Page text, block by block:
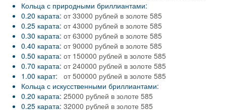
Кольца с природными бриллиантами:
0.20 карата: от 33000 рублей в золоте 585
0.25 карата: от 43000 рублей в золоте 585
0.30 карата: от 63000 рублей в золоте 585
0.40 карата: от 90000 рублей в золоте 585
0.50 карата: от 150000 рублей в золоте 585
0.70 карата: от 240000 рублей в золоте 585
1.00 карат:
от 500000 рублей в золоте 585
Кольца с искусственными бриллиантами:
0.20 карата: 25000 рублей в золоте 585
0.25 карата: 32000 рублей в золоте 585